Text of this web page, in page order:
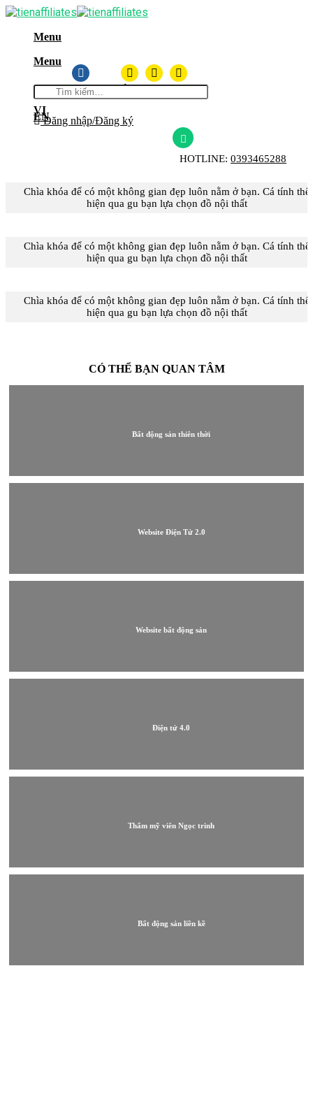
Skip
contentMenu
Menu
Tìm
kiếm:
VI
ENĐăng nhập/Đăng ký
HOTLINE: 0393465288
THÔNG TIN DỰ ÁN
Chìa khóa để có một không gian đẹp luôn nằm ở bạn. Cá tính thể
hiện qua gu bạn lựa chọn đồ nội thất
Chìa khóa để có một không gian đẹp luôn nằm ở bạn. Cá tính thể
hiện qua gu bạn lựa chọn đồ nội thất
Chìa khóa để có một không gian đẹp luôn nằm ở bạn. Cá tính thể
hiện qua gu bạn lựa chọn đồ nội thất
CÓ THỂ BẠN QUAN TÂM
Bất động sản thiên thời
Website Điện Tử 2.0
Website bất động sản
Điện tử 4.0
Thẩm mỹ viên Ngọc trinh
Bất động sản liền kề